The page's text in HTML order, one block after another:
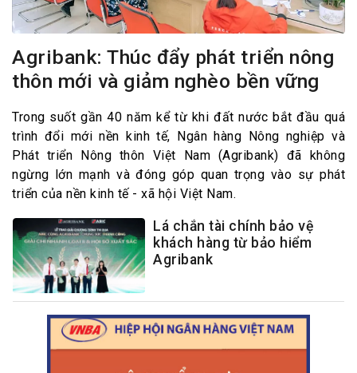
Agribank: Thúc đẩy phát triển nông
thôn mới và giảm nghèo bền vững
Trong suốt gần 40 năm kể từ khi đất nước bắt đầu quá
trình đổi mới nền kinh tế, Ngân hàng Nông nghiệp và
Phát triển Nông thôn Việt Nam (Agribank) đã không
ngừng lớn mạnh và đóng góp quan trọng vào sự phát
triển của nền kinh tế - xã hội Việt Nam.
Lá chắn tài chính bảo vệ
khách hàng từ bảo hiểm
Agribank